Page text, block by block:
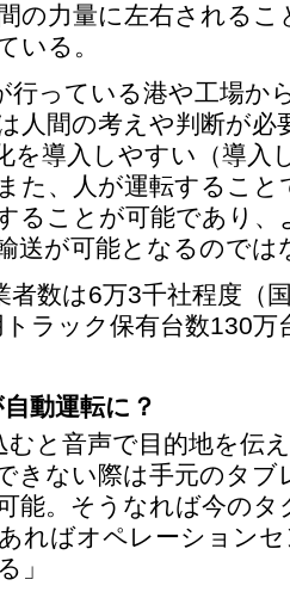
の力量に左右されるこ
いる。
行っている港や工場か
人間の考えや判断が必
を導入しやすい（導入
た、人が運転すること
ることが可能であり、
送が可能となるのでは
数は6万3千社程度（
ラック保有台数130万
動運転に？
むと音声で目的地を伝
きない際は手元のタブ
能。そうなれば今の
ればオペレーション
」